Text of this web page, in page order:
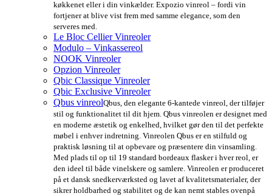
køkkenet eller i din vinkælder. Expozio vinreol – fordi vin
fortjener at blive vist frem med samme elegance, som den
serveres med.
Le Bloc Cellier Vinreoler
Modulo – Vinkassereol
NOOK Vinreoler
Opzion Vinreoler
Qbic Classique Vinreoler
Qbic Exclusive Vinreoler
Qbus vinreolQbus, den elegante 6-kantede vinreol, der tilføjer
stil og funktionalitet til dit hjem. Qbus vinreolen er designet med
en moderne æstetik og enkelhed, hvilket gør den til det perfekte
møbel i enhver indretning. Vinreolen Qbus er en stilfuld og
praktisk løsning til at opbevare og præsentere din vinsamling.
Med plads til op til 19 standard bordeaux flasker i hver reol, er
den ideel til både vinelskere og samlere. Vinreolen er produceret
på et dansk snedkerværksted og lavet af kvalitetsmaterialer, der
sikrer holdbarhed og stabilitet og de kan nemt stables ovenpå